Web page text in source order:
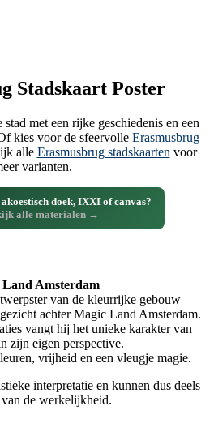
Stadskaart Poster
met een rijke geschiedenis en een
kies voor de sfeervolle Erasmusbrug
alle Erasmusbrug stadskaarten voor
varianten.
doek, IXXI of canvas?
alle materialen →
Amsterdam
van de kleurrijke gebouw
achter Magic Land Amsterdam.
vangt hij het unieke karakter van
zijn eigen perspective.
vrijheid en een vleugje magie.
interpretatie en kunnen dus deels
de werkelijkheid.